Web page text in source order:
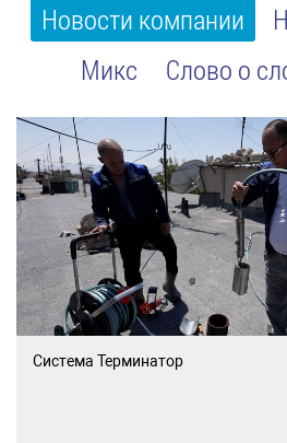
Новости компании
Микс
Слово о
Система Терминатор